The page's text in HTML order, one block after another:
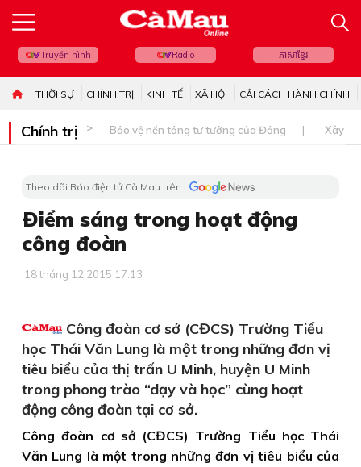
Truyền hình Radio ភាសាខ្មែរ
THỜI SỰ CHÍNH TRỊ KINH TẾ XÃ HỘI CẢI CÁCH HÀNH CHÍNH
Chính trị Bảo vệ nền tảng tư tưởng của Đảng Xây
Theo dõi Báo điện tử Cà Mau trên
Ðiểm sáng trong hoạt động
công đoàn
18 tháng 12 2015 17:13
Công đoàn cơ sở (CĐCS) Trường Tiểu
học Thái Văn Lung là một trong những đơn vị
tiêu biểu của thị trấn U Minh, huyện U Minh
trong phong trào “dạy và học” cùng hoạt
động công đoàn tại cơ sở.
Công đoàn cơ sở (CĐCS) Trường Tiểu học Thái
Văn Lung là một trong những đơn vị tiêu biểu của